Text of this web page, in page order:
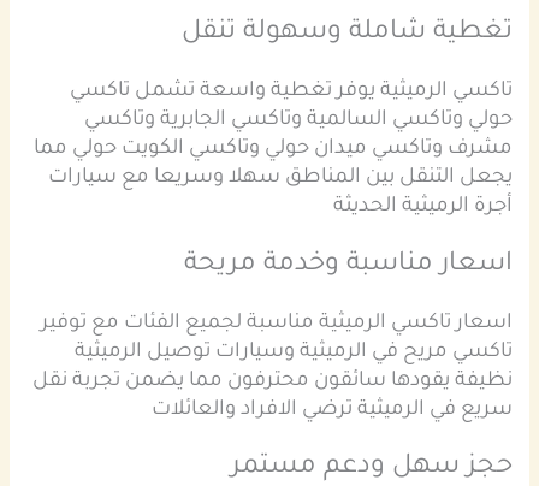
تغطية شاملة وسهولة تنقل
تاكسي الرميثية يوفر تغطية واسعة تشمل تاكسي
حولي وتاكسي السالمية وتاكسي الجابرية وتاكسي
مشرف وتاكسي ميدان حولي وتاكسي الكويت حولي مما
يجعل التنقل بين المناطق سهلا وسريعا مع سيارات
أجرة الرميثية الحديثة
اسعار مناسبة وخدمة مريحة
اسعار تاكسي الرميثية مناسبة لجميع الفئات مع توفير
تاكسي مريح في الرميثية وسيارات توصيل الرميثية
نظيفة يقودها سائقون محترفون مما يضمن تجربة نقل
سريع في الرميثية ترضي الافراد والعائلات
حجز سهل ودعم مستمر